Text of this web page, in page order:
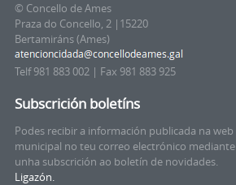
© Concello de Ames
Praza do Concello, 2 |15220
Bertamiráns (Ames)
Telf 981 883 002 | Fax 981 883 925
Subscrición boletíns
Podes recibir a información publicada na web
municipal no teu correo electrónico mediante
unha subscrición ao boletín de novidades.
Ligazón.